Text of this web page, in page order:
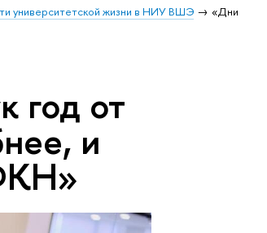
университетской жизни в НИУ ВШЭ
«Дни
год от
и